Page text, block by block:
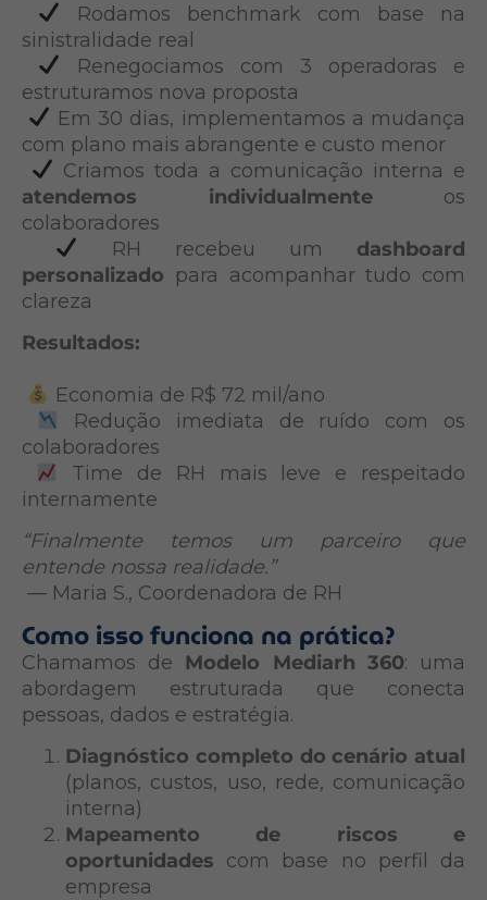
Chamamos de Modelo Mediarh 360: uma
abordagem estruturada que conecta
pessoas, dados e estratégia.
Diagnóstico completo do cenário atual
(planos, custos, uso, rede, comunicação
interna)
Mapeamento de riscos e
oportunidades com base no perfil da
empresa
Como isso funciona na prática?
Rodamos benchmark com base na
sinistralidade real
Renegociamos com 3 operadoras e
estruturamos nova proposta
Em 30 dias, implementamos a mudança
com plano mais abrangente e custo menor
Criamos toda a comunicação interna e
atendemos individualmenteos
colaboradores
RH recebeu um dashboard
personalizado para acompanhar tudo com
clareza
Resultados:
Economia de R$ 72 mil/ano
Redução imediata de ruído com os
colaboradores
Time de RH mais leve e respeitado
internamente
“Finalmente temos um parceiro que
entende nossa realidade.”
— Maria S., Coordenadora de RH